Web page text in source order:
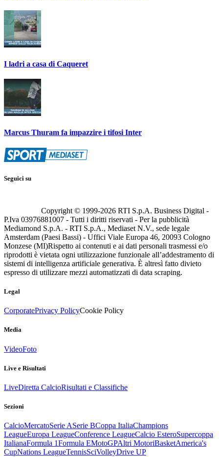
I ladri a casa di Caqueret
Marcus Thuram fa impazzire i tifosi Inter
Seguici su
Copyright © 1999-2026 RTI S.p.A. Business Digital -
P.Iva 03976881007 - Tutti i diritti riservati - Per la pubblicità
Mediamond S.p.A. - RTI S.p.A., Mediaset N.V., sede legale
Amsterdam (Paesi Bassi) - Uffici Viale Europa 46, 20093 Cologno
Monzese (MI)Rispetto ai contenuti e ai dati personali trasmessi e/o
riprodotti è vietata ogni utilizzazione funzionale all’addestramento di
sistemi di intelligenza artificiale generativa. È altresì fatto divieto
espresso di utilizzare mezzi automatizzati di data scraping.
Legal
CorporatePrivacy PolicyCookie Policy
Media
VideoFoto
Live e Risultati
LiveDiretta CalcioRisultati e Classifiche
Sezioni
CalcioMercatoSerie ASerie BCoppa ItaliaChampions
LeagueEuropa LeagueConference LeagueCalcio EsteroSupercoppa
ItalianaFormula 1Formula EMotoGPAltri MotoriBasketAmerica's
CupNations LeagueTennisSciVolleyDrive UP